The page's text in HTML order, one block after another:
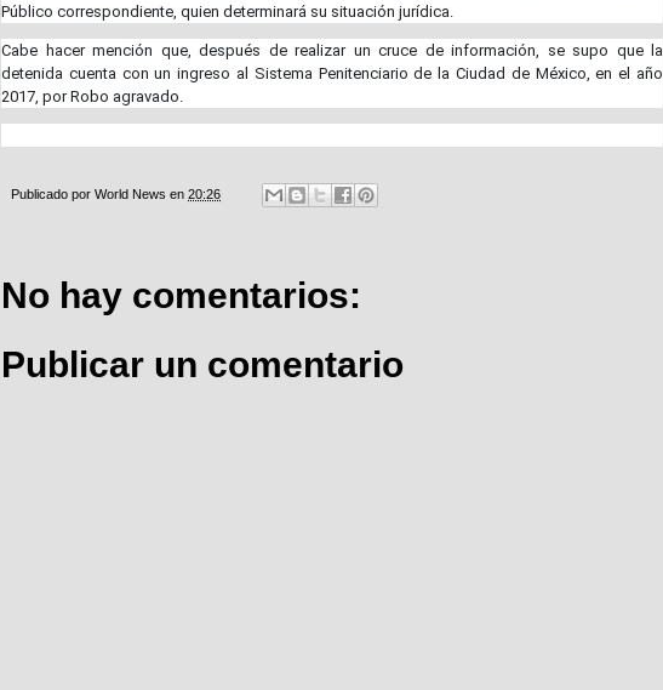
Público correspondiente, quien determinará su situación jurídica.
Cabe hacer mención que, después de realizar un cruce de información, se supo que la
detenida cuenta con un ingreso al Sistema Penitenciario de la Ciudad de México, en el año
2017, por Robo agravado.
Publicado por World News en 20:26
No hay comentarios:
Publicar un comentario